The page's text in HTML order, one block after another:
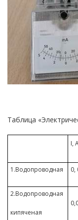
Таблица
I,
1.Водопроводная 0,
2.Водопроводная
кипяченая